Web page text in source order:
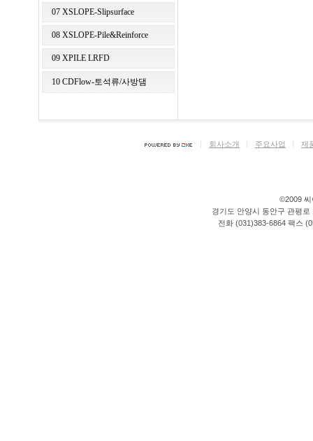
07 XSLOPE-Slipsurface
08 XSLOPE-Pile&Reinforce
09 XPILE LRFD
10 CDFlow-토석류/사방댐
회사소개 주요사업 제
©2009 씨
경기도 안양시 동안구 관평
전화 (031)383-6864 팩스